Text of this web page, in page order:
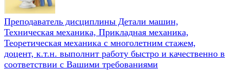
Преподаватель дисциплины Детали машин,
Техническая механика, Прикладная механика,
Теоретическая механика с многолетним стажем,
доцент, к.т.н. выполнит работу быстро и качественно в
соответствии с Вашими требованиями